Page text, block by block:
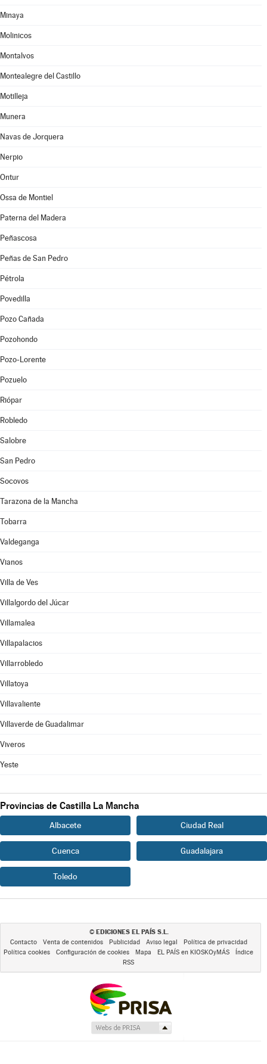
Minaya
Molinicos
Montalvos
Montealegre del Castillo
Motilleja
Munera
Navas de Jorquera
Nerpio
Ontur
Ossa de Montiel
Paterna del Madera
Peñascosa
Peñas de San Pedro
Pétrola
Povedilla
Pozo Cañada
Pozohondo
Pozo-Lorente
Pozuelo
Riópar
Robledo
Salobre
San Pedro
Socovos
Tarazona de la Mancha
Tobarra
Valdeganga
Vianos
Villa de Ves
Villalgordo del Júcar
Villamalea
Villapalacios
Villarrobledo
Villatoya
Villavaliente
Villaverde de Guadalimar
Viveros
Yeste
Provincias de Castilla La Mancha
Albacete Ciudad Real
Cuenca Guadalajara
Toledo
© EDICIONES EL PAÍS S.L.
Contacto Venta de contenidos Publicidad Aviso legal
Política de privacidad
Política cookies
Configuración de cookies Mapa EL PAÍS en KIOSKOyMÁS
Índice
RSS